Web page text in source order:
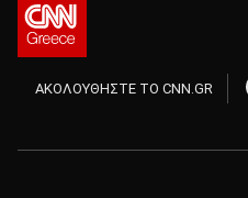
ΑΚΟΛΟΥΘΗΣΤΕ ΤΟ CNN.GR